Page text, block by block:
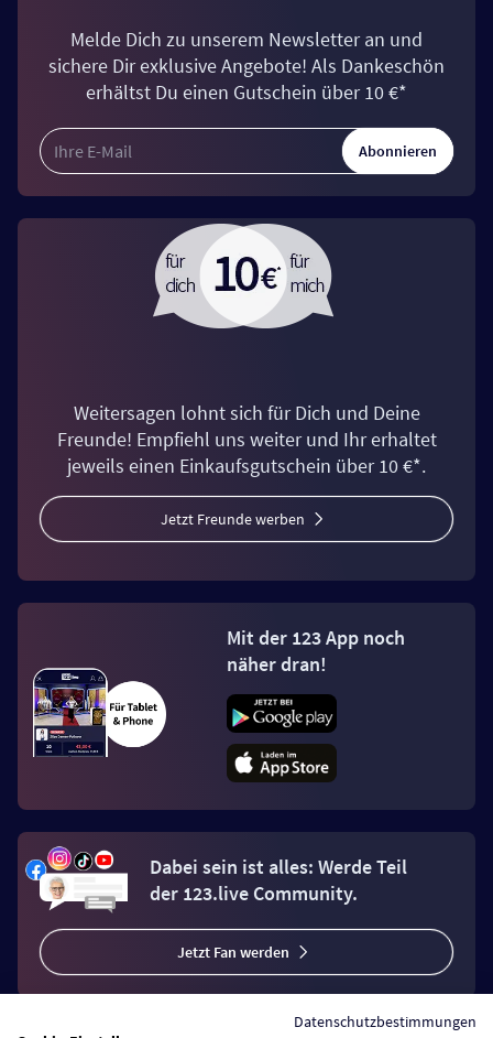
Melde Dich zu unserem Newsletter an und
sichere Dir exklusive Angebote! Als Dankeschön
erhältst Du einen Gutschein über 10 €*
Abonnieren
Weitersagen lohnt sich für Dich und Deine
Freunde! Empfiehl uns weiter und Ihr erhaltet
jeweils einen Einkaufsgutschein über 10 €*.
Jetzt Freunde werben
Mit der 123 App noch
näher dran!
Dabei sein ist alles: Werde Teil
der 123.live Community.
Jetzt Fan werden
Datenschutzbestimmungen